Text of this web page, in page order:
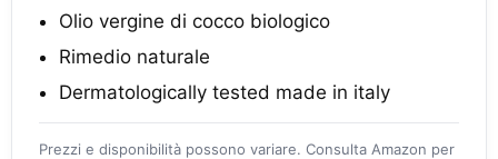
Olio vergine di cocco biologico
Rimedio naturale
Dermatologically tested made in italy
Prezzi e disponibilità possono variare. Consulta Amazon per